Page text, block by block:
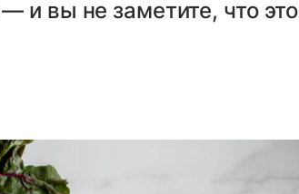
и вы не заметите, что это